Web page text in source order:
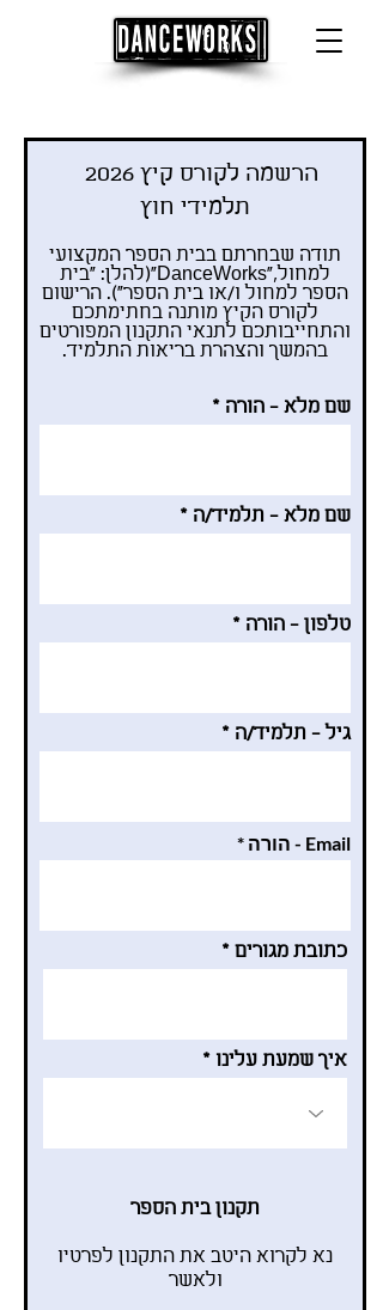
תלמידי חוץ
תודה שבחרתם בבית הספר המקצועי
למחול,"DanceWorks"(להלן: "בית
הספר למחול ו/או בית הספר"). הרישום
לקורס הקיץ מותנה בחתימתכם
והתחייבותכם לתנאי התקנון המפורטים
בהמשך והצהרת בריאות התלמיד.
שם מלא - הורה
שם מלא - תלמיד/ה
טלפון - הורה
גיל - תלמיד/ה
Email - הורה
כתובת מגורים
איך שמעת עלינו
תקנון בית הספר
נא לקרוא היטב את התקנון לפרטיו
ולאשר